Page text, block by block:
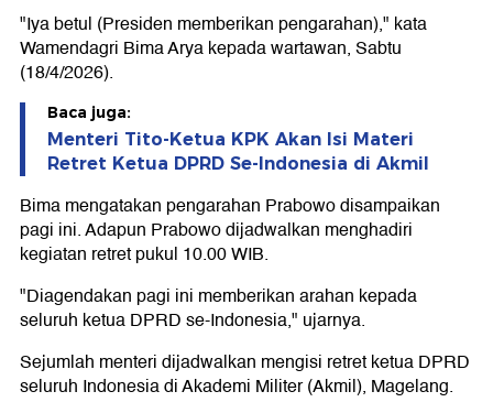
"Iya betul (Presiden memberikan pengarahan)," kata
Wamendagri Bima Arya kepada wartawan, Sabtu
(18/4/2026).
Baca juga:
Menteri Tito-Ketua KPK Akan Isi Materi
Retret Ketua DPRD Se-Indonesia di Akmil
Bima mengatakan pengarahan Prabowo disampaikan
pagi ini. Adapun Prabowo dijadwalkan menghadiri
kegiatan retret pukul 10.00 WIB.
"Diagendakan pagi ini memberikan arahan kepada
seluruh ketua DPRD se-Indonesia," ujarnya.
Sejumlah menteri dijadwalkan mengisi retret ketua DPRD
seluruh Indonesia di Akademi Militer (Akmil), Magelang.